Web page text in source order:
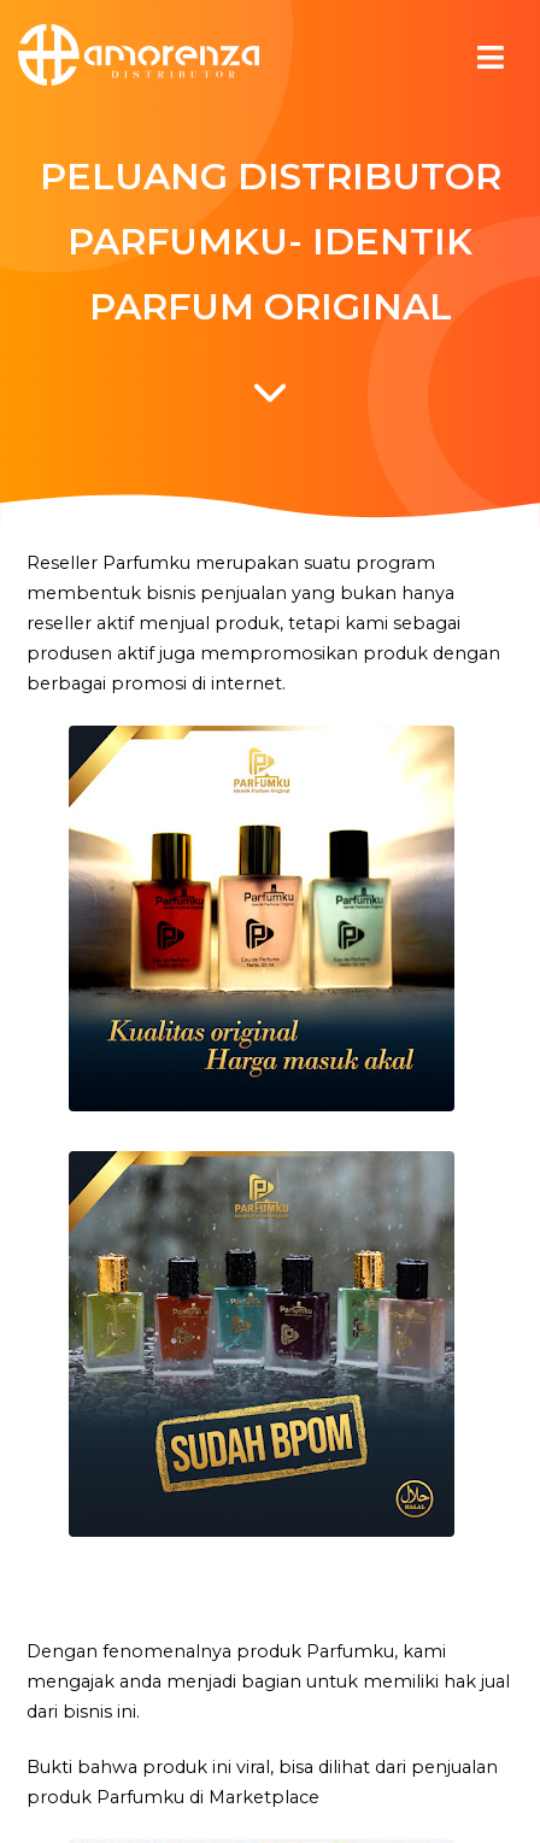
PELUANG DISTRIBUTOR
PARFUMKU- IDENTIK
PARFUM ORIGINAL
Reseller Parfumku merupakan suatu program
membentuk bisnis penjualan yang bukan hanya
reseller aktif menjual produk, tetapi kami sebagai
produsen aktif juga mempromosikan produk dengan
berbagai promosi di internet.
Dengan fenomenalnya produk Parfumku, kami
mengajak anda menjadi bagian untuk memiliki hak jual
dari bisnis ini.
Bukti bahwa produk ini viral, bisa dilihat dari penjualan
produk Parfumku di Marketplace